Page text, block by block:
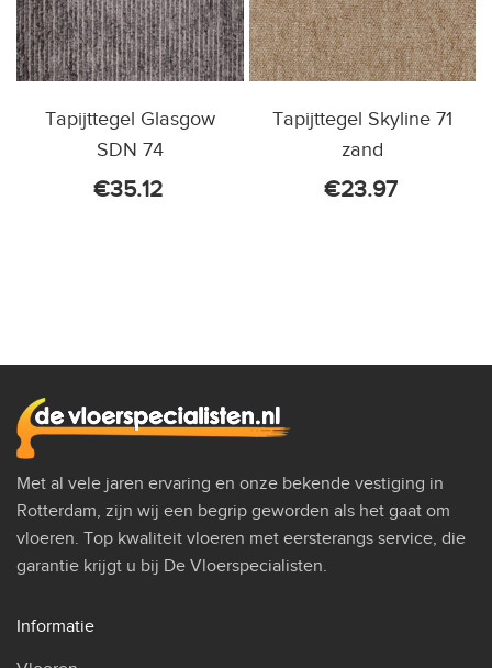
Tapijttegel Glasgow
SDN 74
€35.12
Tapijttegel Skyline 71
zand
€23.97
Met al vele jaren ervaring en onze bekende vestiging in
Rotterdam, zijn wij een begrip geworden als het gaat om
vloeren. Top kwaliteit vloeren met eersterangs service, die
garantie krijgt u bij De Vloerspecialisten.
Informatie